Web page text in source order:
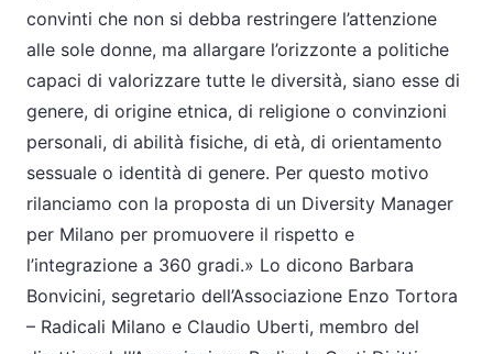
convinti che non si debba restringere l’attenzione
alle sole donne, ma allargare l’orizzonte a politiche
capaci di valorizzare tutte le diversità, siano esse di
genere, di origine etnica, di religione o convinzioni
personali, di abilità fisiche, di età, di orientamento
sessuale o identità di genere. Per questo motivo
rilanciamo con la proposta di un Diversity Manager
per Milano per promuovere il rispetto e
l’integrazione a 360 gradi.
Lo dicono Barbara
Bonvicini, segretario dell’Associazione Enzo Tortora
– Radicali Milano e Claudio Uberti, membro del